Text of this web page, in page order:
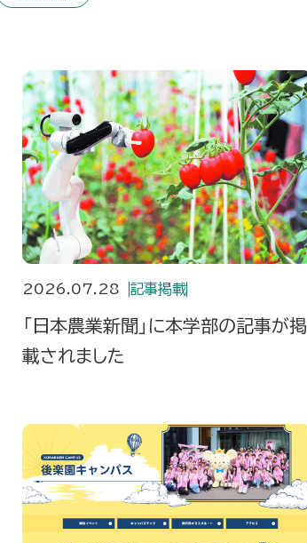
2026.07.28 記事掲載
「日本農業新聞」に本学部の記事が掲
載されました